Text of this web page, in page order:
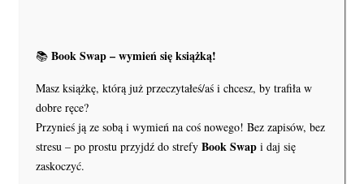
📚 Book Swap – wymień się książką!
Masz książkę, którą już przeczytałeś/aś i chcesz, by trafiła w
dobre ręce?
Przynieś ją ze sobą i wymień na coś nowego! Bez zapisów, bez
stresu – po prostu przyjdź do strefy Book Swap i daj się
zaskoczyć.